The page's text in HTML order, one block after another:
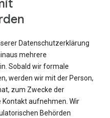
Datenschutzerklärung
mehrere
Sobald wir formale
werden wir mit der Person,
zum Zwecke der
Kontakt aufnehmen. Wir
Behörden